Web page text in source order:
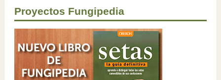
Proyectos Fungipedia